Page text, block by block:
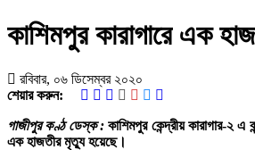
কাশিমপুর কারাগারে এক
রবিবার, ০৬ ডিসেম্বর ২০২০
শেয়ার করুন:
গাজীপুর কণ্ঠ ডেস্ক : কাশিমপুর কেন্দ্রীয় কারাগার-২
এক হাজতীর মৃত্যু হয়েছে।